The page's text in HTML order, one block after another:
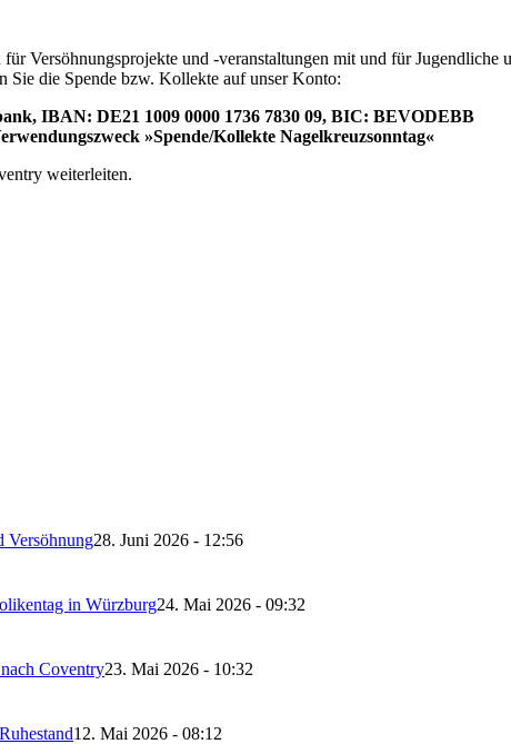
Versöhnungsprojekte und -veranstaltungen mit und für Jugendliche
Sie die Spende bzw. Kollekte auf unser Konto:
IBAN: DE21 1009 0000 1736 7830 09, BIC: BEVODEBB
»Spende/Kollekte Nagelkreuzsonntag«
weiterleiten.
Versöhnung28. Juni 2026 - 12:56
in Würzburg24. Mai 2026 - 09:32
Coventry23. Mai 2026 - 10:32
12. Mai 2026 - 08:12